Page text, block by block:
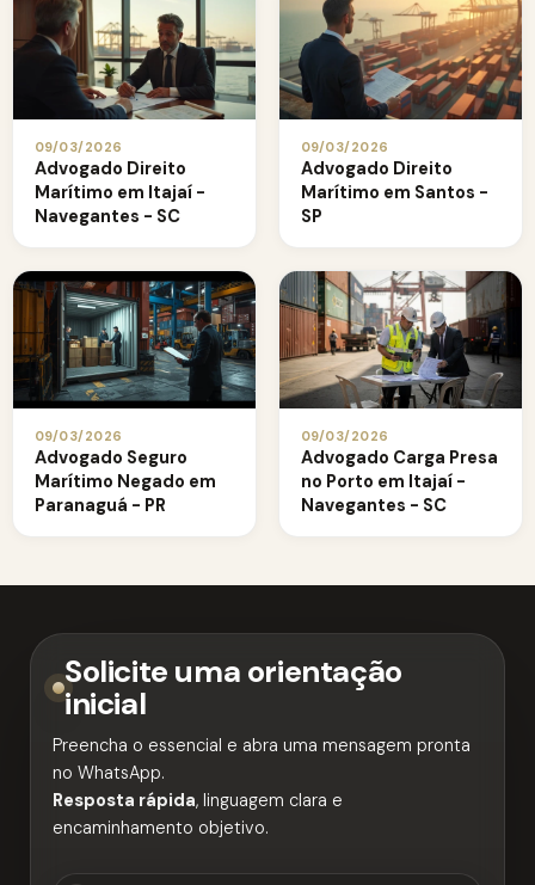
09/03/2026
Advogado Direito
Marítimo em Itajaí -
Navegantes - SC
09/03/2026
Advogado Direito
Marítimo em Santos -
SP
09/03/2026
Advogado Seguro
Marítimo Negado em
Paranaguá - PR
09/03/2026
Advogado Carga Presa
no Porto em Itajaí -
Navegantes - SC
Solicite uma orientação
inicial
Preencha o essencial e abra uma mensagem pronta
no WhatsApp.
Resposta rápida, linguagem clara e
encaminhamento objetivo.